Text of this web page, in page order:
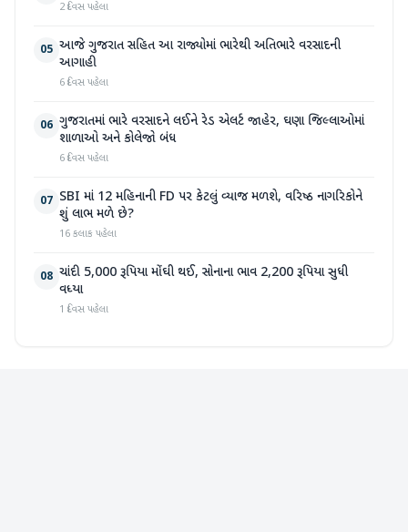
2 દિવસ પહેલા
05 આજે ગુજરાત સહિત આ રાજ્યોમાં ભારેથી અતિભારે વરસાદની
આગાહી
6 દિવસ પહેલા
06 ગુજરાતમાં ભારે વરસાદને લઈને રેડ એલર્ટ જાહેર, ઘણા જિલ્લાઓમાં
શાળાઓ અને કોલેજો બંધ
6 દિવસ પહેલા
07 SBI માં 12 મહિનાની FD પર કેટલું વ્યાજ મળશે, વરિષ્ઠ નાગરિકોને
શું લાભ મળે છે?
16 કલાક પહેલા
08 ચાંદી 5,000 રૂપિયા મોંઘી થઈ, સોનાના ભાવ 2,200 રૂપિયા સુધી
વધ્યા
1 દિવસ પહેલા